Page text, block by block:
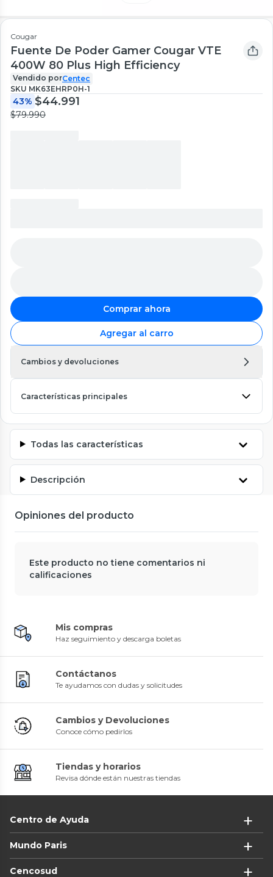
Cougar
Fuente De Poder Gamer Cougar VTE
400W 80 Plus High Efficiency
Vendido porCentec
SKU MK63EHRP0H-1
43% $44.991
$79.990
Comprar ahora
Agregar al carro
Cambios y devoluciones
Características principales
Todas las características
Descripción
Opiniones del producto
Este producto no tiene comentarios ni
calificaciones
Mis compras
Haz seguimiento y descarga boletas
Contáctanos
Te ayudamos con dudas y solicitudes
Cambios y Devoluciones
Conoce cómo pedirlos
Tiendas y horarios
Revisa dónde están nuestras tiendas
Centro de Ayuda
Mundo Paris
Cencosud